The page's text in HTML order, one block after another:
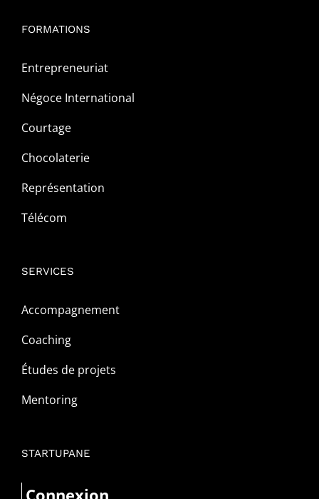
FORMATIONS
Entrepreneuriat
Négoce International
Courtage
Chocolaterie
Représentation
Télécom
SERVICES
Accompagnement
Coaching
Études de projets
Mentoring
STARTUPANE